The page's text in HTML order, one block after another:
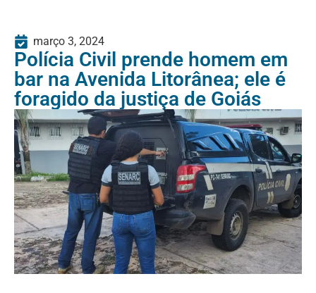
março 3, 2024
Polícia Civil prende homem em
bar na Avenida Litorânea; ele é
foragido da justiça de Goiás